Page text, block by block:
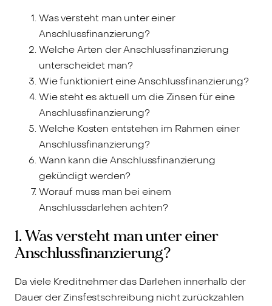
Was versteht man unter einer
Anschlussfinanzierung?
Welche Arten der Anschlussfinanzierung
unterscheidet man?
Wie funktioniert eine Anschlussfinanzierung?
Wie steht es aktuell um die Zinsen für eine
Anschlussfinanzierung?
Welche Kosten entstehen im Rahmen einer
Anschlussfinanzierung?
Wann kann die Anschlussfinanzierung
gekündigt werden?
Worauf muss man bei einem
Anschlussdarlehen achten?
1. Was versteht man unter einer
Anschlussfinanzierung?
Da viele Kreditnehmer das Darlehen innerhalb der
Dauer der Zinsfestschreibung nicht zurückzahlen